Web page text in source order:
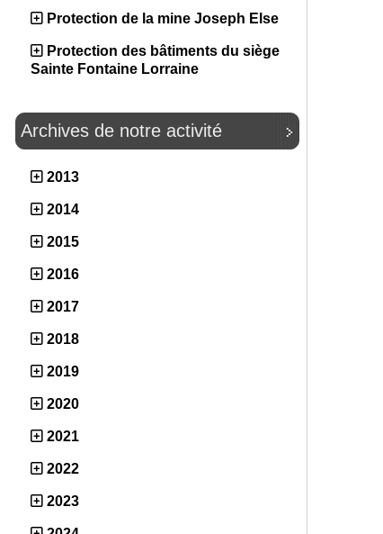
Protection de la mine Joseph Else
Protection des bâtiments du siège
Sainte Fontaine Lorraine
Archives de notre activité
2013
2014
2015
2016
2017
2018
2019
2020
2021
2022
2023